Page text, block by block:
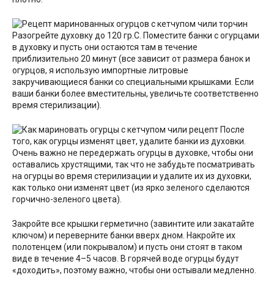
Разогрейте духовку до 120 гр.С. Поместите банки с огурцами
в духовку и пусть они остаются там в течение
приблизительно 20 минут (все зависит от размера банок и
огурцов, я использую импортные литровые
закручивающиеся банки со специальными крышками. Если
ваши банки более вместительны, увеличьте соответственно
время стерилизации).
После
того, как огурцы изменят цвет, удалите банки из духовки.
Очень важно не передержать огурцы в духовке, чтобы они
оставались хрустящими, так что не забудьте посматривать
на огурцы во время стерилизации и удалите их из духовки,
как только они изменят цвет (из ярко зеленого сделаются
горчично-зеленого цвета).
Закройте все крышки герметично (завинтите или закатайте
ключом) и переверните банки вверх дном. Накройте их
полотенцем (или покрывалом) и пусть они стоят в таком
виде в течение 4–5 часов. В горячей воде огурцы будут
«доходить», поэтому важно, чтобы они остывали медленно.